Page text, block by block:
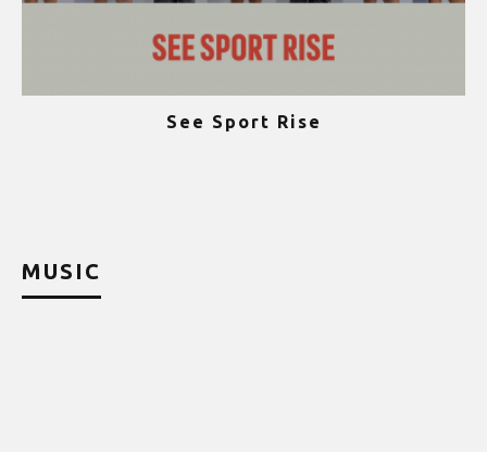
See Sport Rise
MUSIC